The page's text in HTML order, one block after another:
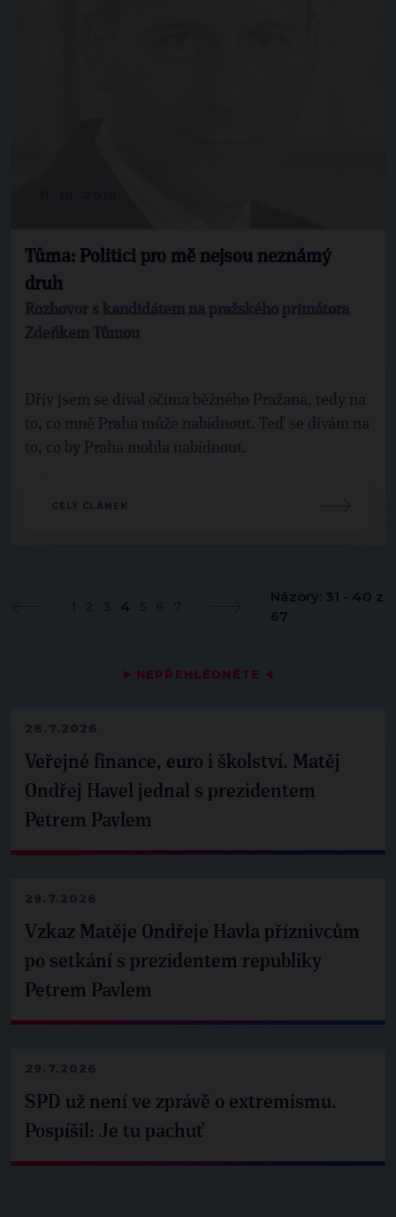
▶ NEPŘEHLÉDNĚTE ◀
28.7.2026
Veřejné finance, euro i školství. Matěj
Ondřej Havel jednal s prezidentem
Petrem Pavlem
29.7.2026
Vzkaz Matěje Ondřeje Havla příznivcům
po setkání s prezidentem republiky
Petrem Pavlem
29.7.2026
SPD už není ve zprávě o extremismu.
Pospíšil: Je tu pachuť
Tůma: Politici pro mě nejsou neznámý
druh
Rozhovor s kandidátem na pražského primátora
Zdeňkem Tůmou
Dřív jsem se díval očima běžného Pražana, tedy na
to, co mně Praha může nabídnout. Teď se dívám na
to, co by Praha mohla nabídnout.
CELÝ ČLÁNEK
4
Názory: 31 - 40 z
67